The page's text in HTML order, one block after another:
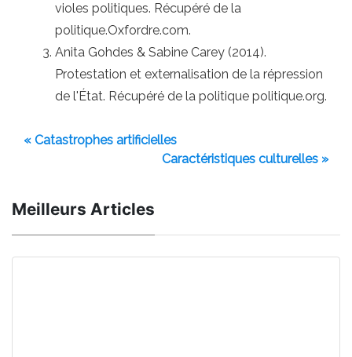
violes politiques. Récupéré de la
politique.Oxfordre.com.
Anita Gohdes & Sabine Carey (2014).
Protestation et externalisation de la répression
de l'État. Récupéré de la politique politique.org.
« Catastrophes artificielles
Caractéristiques culturelles »
Meilleurs Articles